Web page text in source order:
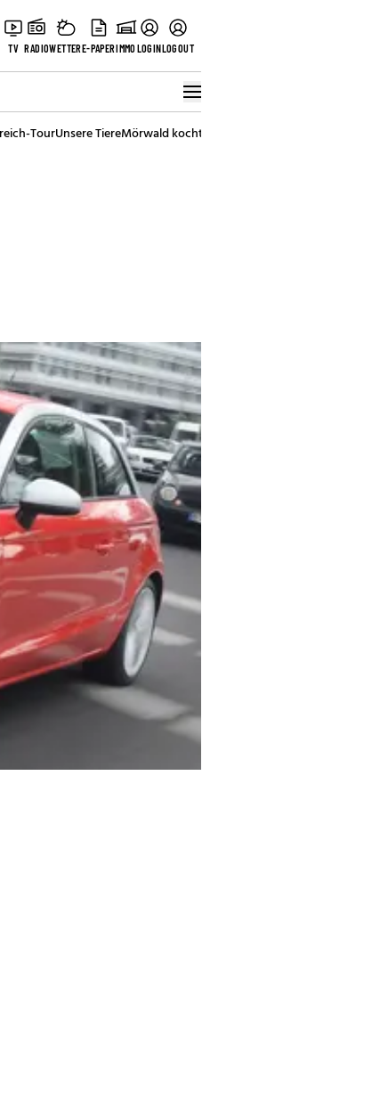
TV RADIOWETTERE-PAPERIMMOLOGINLOGOUT
TourUnsere TiereMörwald kocht